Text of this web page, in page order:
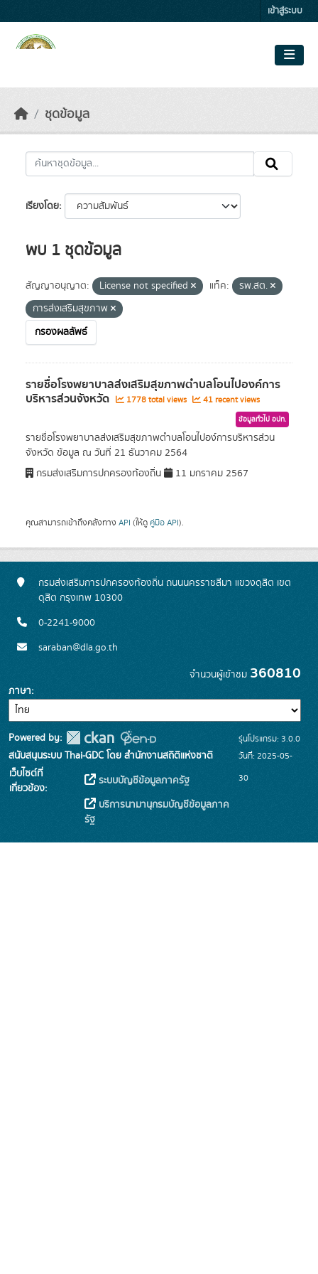
เข้าสู่ระบบ
ชุดข้อมูล
เรียงโดย
พบ 1 ชุดข้อมูล
สัญญาอนุญาต: License not specified แท็ค:
รพ.สต.
การส่งเสริมสุขภาพ
กรองผลลัพธ์
รายชื่อโรงพยาบาลส่งเสริมสุขภาพตำบลโอนไปองค์การ
บริหารส่วนจังหวัด 1778 total views 41 recent views
ข้อมูลทั่วไป อปท.
รายชื่อโรงพยาบาลส่งเสริมสุขภาพตำบลโอนไปอง์การบริหารส่วน
จังหวัด ข้อมูล ณ วันที่ 21 ธันวาคม 2564
กรมส่งเสริมการปกครองท้องถิ่น
11 มกราคม 2567
คุณสามารถเข้าถึงคลังทาง API (ให้ดู คู่มือ API).
กรมส่งเสริมการปกครองท้องถิ่น ถนนนครราชสีมา แขวงดุสิต เขต
ดุสิต กรุงเทพ 10300
0-2241-9000
saraban@dla.go.th
จำนวนผู้เข้าชม 360810
ภาษา
Powered by:
สนับสนุนระบบ Thai-GDC โดย สำนักงานสถิติแห่งชาติ
เว็บไซต์ที่
เกี่ยวข้อง:
ระบบบัญชีข้อมูลภาครัฐ
บริการนามานุกรมบัญชีข้อมูลภาค
รัฐ
รุ่นโปรแกรม: 3.0.0
วันที่: 2025-05-
30